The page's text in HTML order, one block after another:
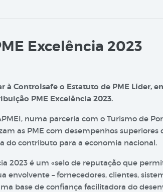
Excelência 2023
à Controlsafe o Estatuto de PME Líder,
PME Excelência 2023.
numa parceria com o Turismo de
as PME com desempenhos superiores
do contributo para a economia nacional.
2023 é um «selo de reputação que
envolvente – fornecedores, clientes,
base de confiança facilitadora do